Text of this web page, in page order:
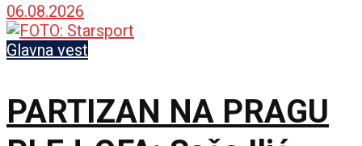
06.08.2026
Glavna vest
PARTIZAN NA PRAGU